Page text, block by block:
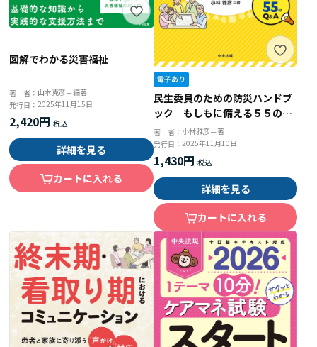
図解でわかる災害福祉
著 者： 山本克彦＝編著
発行日：2025年11月15日
2,420円
詳細を見る
カートに入れる
民生委員のための防災ハンドブ
ック もしもに備える５５のＱ
＆Ａ
著 者： 小林雅彦＝著
発行日： 2025年11月10日
1,430円
詳細を見る
カートに入れる